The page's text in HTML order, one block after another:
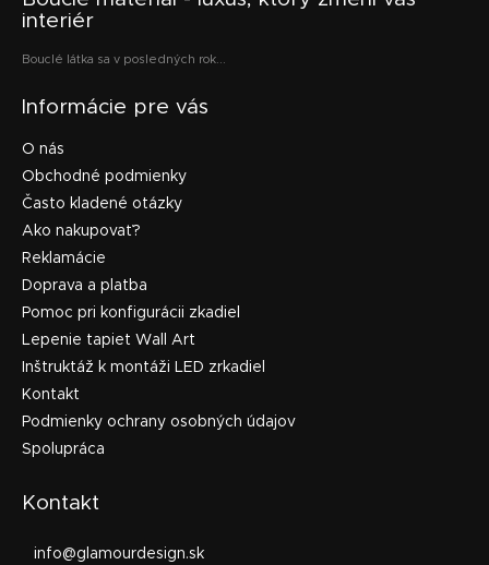
interiér
Bouclé látka sa v posledných rok...
Informácie pre vás
O nás
Obchodné podmienky
Často kladené otázky
Ako nakupovať?
Reklamácie
Doprava a platba
Pomoc pri konfigurácii zkadiel
Lepenie tapiet Wall Art
Inštruktáž k montáži LED zrkadiel
Kontakt
Podmienky ochrany osobných údajov
Spolupráca
Kontakt
info@glamourdesign.sk